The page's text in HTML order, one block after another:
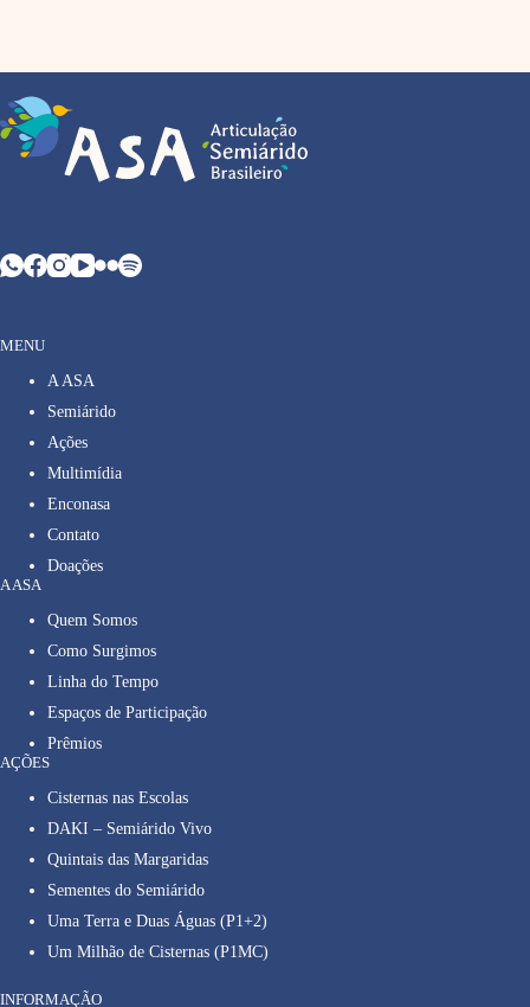
MENU
A ASA
Semiárido
Ações
Multimídia
Enconasa
Contato
Doações
A ASA
Quem Somos
Como Surgimos
Linha do Tempo
Espaços de Participação
Prêmios
AÇÕES
Cisternas nas Escolas
DAKI – Semiárido Vivo
Quintais das Margaridas
Sementes do Semiárido
Uma Terra e Duas Águas (P1+2)
Um Milhão de Cisternas (P1MC)
INFORMAÇÃO